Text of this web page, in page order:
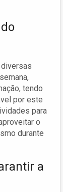
diversas
tendo
por este
para
o
durante
a